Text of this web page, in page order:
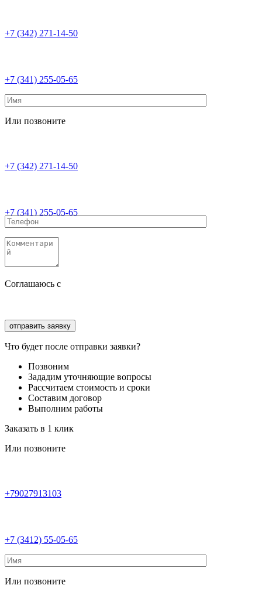
+7 (342) 271-14-50
+7 (341) 255-05-65
Или позвоните
+7 (342) 271-14-50
+7 (341) 255-05-65
Соглашаюсь с
Что будет после отправки заявки?
Позвоним
Зададим уточняющие вопросы
Рассчитаем стоимость и сроки
Составим договор
Выполним работы
Заказать в 1 клик
Или позвоните
+79027913103
+7 (3412) 55-05-65
Или позвоните